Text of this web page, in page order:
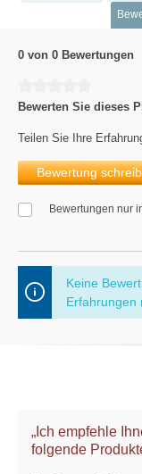
0 von 0 Bewertungen
Bewerten Sie dieses
Teilen Sie Ihre
Bewertung
Bewertungen nur
Keine
Erfahrungen
„Ich empfehle
folgende